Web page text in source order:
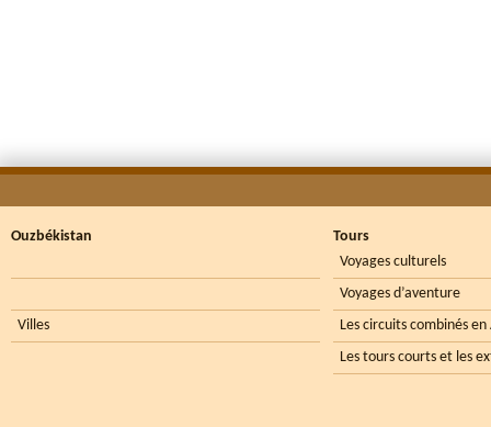
Ouzbékistan
Villes
Tours
Voyages culturels
Voyages d’aventure
Les circuits combinés
Les tours courts et les